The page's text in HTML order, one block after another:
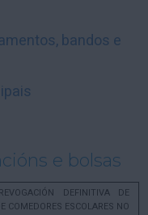
bandos e
e bolsas
DEFINITIVA DE
COMEDORES ESCOLARES NO